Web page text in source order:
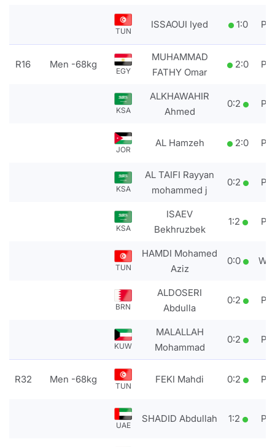
TUN
ISSAOUI Iyed 1:0
R16 Men -68kg
EGY
MUHAMMAD
FATHY Omar
2:0
KSA
ALKHAWAHIR
Ahmed
0:2
JOR
AL Hamzeh 2:0
KSA
AL TAIFI Rayyan
mohammed j
0:2
KSA
ISAEV
Bekhruzbek
1:2
TUN
HAMDI Mohamed
Aziz
0:0
BRN
ALDOSERI
Abdulla
0:2
KUW
MALALLAH
Mohammad
0:2
R32 Men -68kg
TUN
FEKI Mahdi 0:2
UAE
SHADID Abdullah 1:2